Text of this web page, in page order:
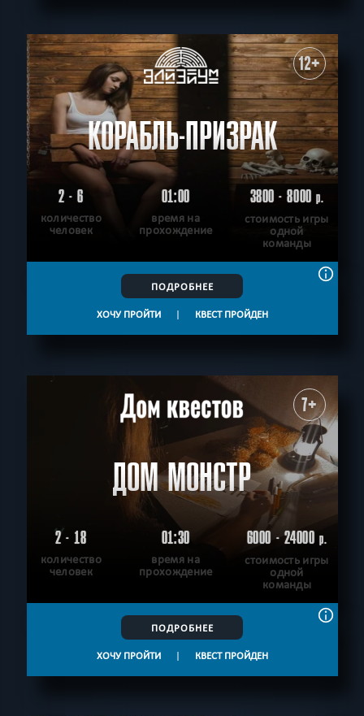
12+
КОРАБЛЬ-ПРИЗРАК
2 - 6
количество
человек
01:00
время на
прохождение
3800 - 8000р.
стоимость игры
одной
команды
ПОДРОБНЕЕ
ХОЧУ ПРОЙТИ | КВЕСТ ПРОЙДЕН
7+
ДОМ МОНСТР
2 - 18
количество
человек
01:30
время на
прохождение
6000 - 24000р.
стоимость игры
одной
команды
ПОДРОБНЕЕ
ХОЧУ ПРОЙТИ | КВЕСТ ПРОЙДЕН